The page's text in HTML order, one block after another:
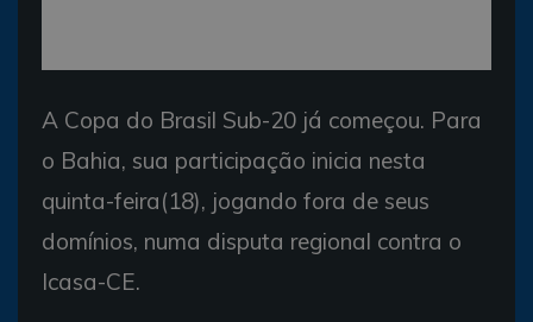
A Copa do Brasil Sub-20 já começou. Para
o Bahia, sua participação inicia nesta
quinta-feira(18), jogando fora de seus
domínios, numa disputa regional contra o
Icasa-CE.